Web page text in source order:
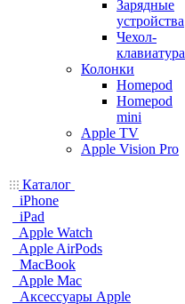
Зарядные
устройства
Чехол-
клавиатура
Колонки
Homepod
Homepod
mini
Apple TV
Apple Vision Pro
Каталог
iPhone
iPad
Apple Watch
Apple AirPods
MacBook
Apple Mac
Аксессуары Apple